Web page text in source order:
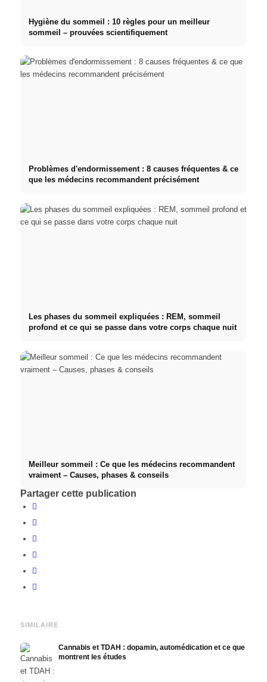
Hygiène du sommeil : 10 règles pour un meilleur
sommeil – prouvées scientifiquement
Problèmes d'endormissement : 8 causes fréquentes & ce
que les médecins recommandent précisément
Les phases du sommeil expliquées : REM, sommeil
profond et ce qui se passe dans votre corps chaque nuit
Meilleur sommeil : Ce que les médecins recommandent
vraiment – Causes, phases & conseils
Partager cette publication
SIMILAIRE
Cannabis et TDAH : dopamin, automédication et ce que
montrent les études